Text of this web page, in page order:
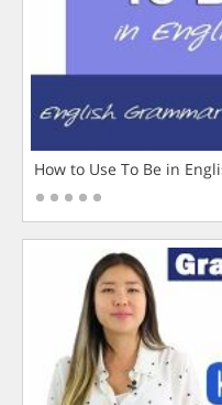
How to Use To Be in